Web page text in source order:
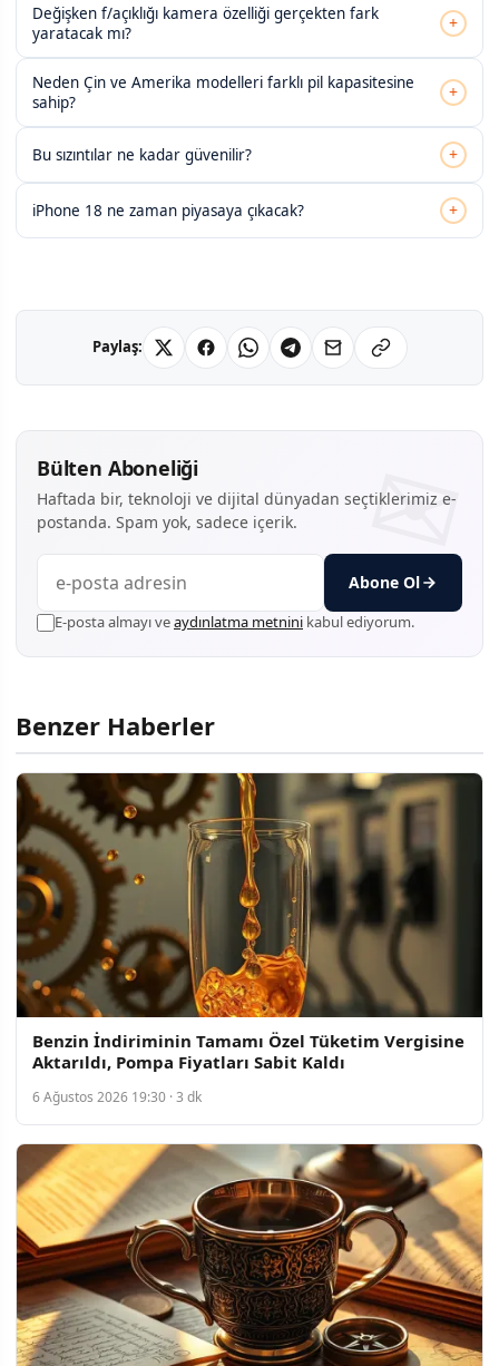
Değişken f/açıklığı kamera özelliği gerçekten fark
yaratacak mı?
+
Neden Çin ve Amerika modelleri farklı pil kapasitesine
sahip?
+
Bu sızıntılar ne kadar güvenilir? +
iPhone 18 ne zaman piyasaya çıkacak? +
Paylaş:
Bülten Aboneliği
Haftada bir, teknoloji ve dijital dünyadan seçtiklerimiz e-
postanda. Spam yok, sadece içerik.
Abone Ol
E-posta almayı veaydınlatma metnini kabul ediyorum.
Benzer Haberler
Benzin İndiriminin Tamamı Özel Tüketim Vergisine
Aktarıldı, Pompa Fiyatları Sabit Kaldı
6 Ağustos 2026 19:30 · 3 dk